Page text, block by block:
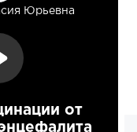
Юрьевна
от